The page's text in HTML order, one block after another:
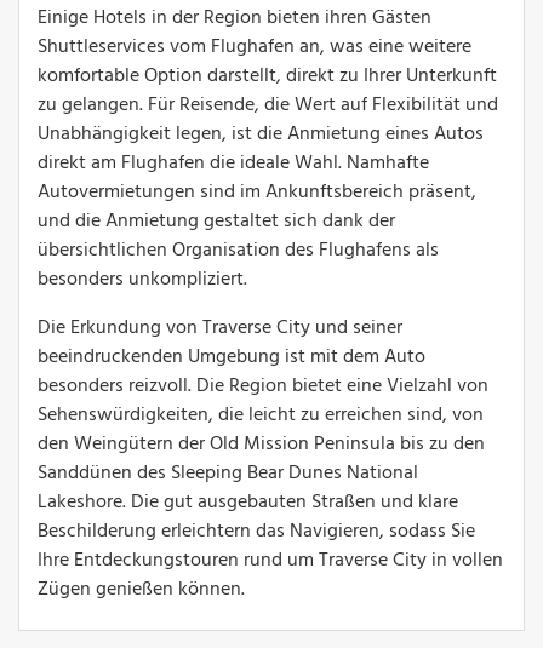
Einige Hotels in der Region bieten ihren Gästen
Shuttleservices vom Flughafen an, was eine weitere
komfortable Option darstellt, direkt zu Ihrer Unterkunft
zu gelangen. Für Reisende, die Wert auf Flexibilität und
Unabhängigkeit legen, ist die Anmietung eines Autos
direkt am Flughafen die ideale Wahl. Namhafte
Autovermietungen sind im Ankunftsbereich präsent,
und die Anmietung gestaltet sich dank der
übersichtlichen Organisation des Flughafens als
besonders unkompliziert.
Die Erkundung von Traverse City und seiner
beeindruckenden Umgebung ist mit dem Auto
besonders reizvoll. Die Region bietet eine Vielzahl von
Sehenswürdigkeiten, die leicht zu erreichen sind, von
den Weingütern der Old Mission Peninsula bis zu den
Sanddünen des Sleeping Bear Dunes National
Lakeshore. Die gut ausgebauten Straßen und klare
Beschilderung erleichtern das Navigieren, sodass Sie
Ihre Entdeckungstouren rund um Traverse City in vollen
Zügen genießen können.